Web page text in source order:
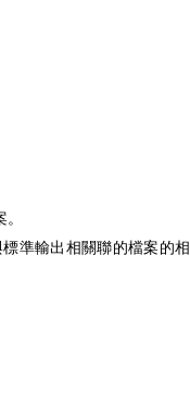
準輸出相關聯的檔案的相